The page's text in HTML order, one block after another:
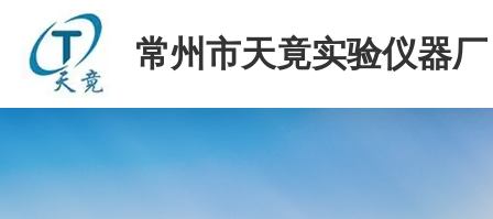
常州市天竟实验仪器厂